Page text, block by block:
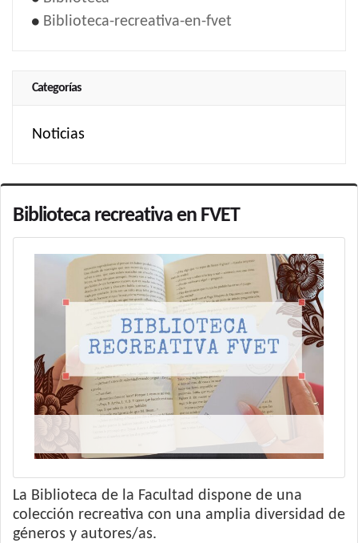
Biblioteca-recreativa-en-fvet
Categorías
Noticias
Biblioteca recreativa en FVET
La Biblioteca de la Facultad dispone de una
colección recreativa con una amplia diversidad de
géneros y autores/as.